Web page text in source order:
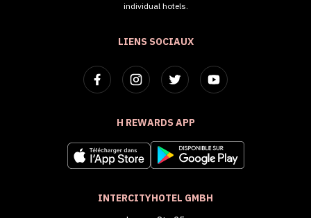
LIENS SOCIAUX
H REWARDS APP
INTERCITYHOTEL GMBH
individual hotels.